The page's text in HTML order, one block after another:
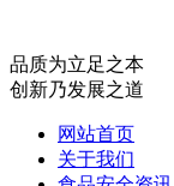
品质为立足之本
创新乃发展之道
网站首页
关于我们